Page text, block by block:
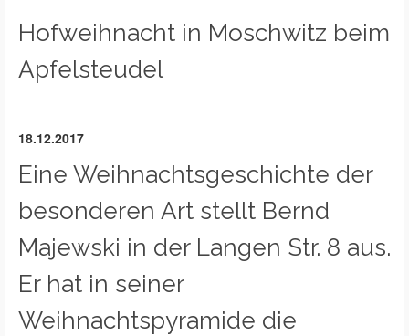
Hofweihnacht in Moschwitz beim
Apfelsteudel
18.12.2017
Eine Weihnachtsgeschichte der
besonderen Art stellt Bernd
Majewski in der Langen Str. 8 aus.
Er hat in seiner
Weihnachtspyramide die